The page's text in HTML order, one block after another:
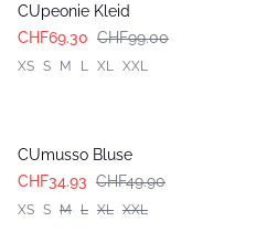
CUpeonie Kleid
CHF69.30 CHF99.00
XS S M L XL XXL
CUmusso Bluse
CHF34.93 CHF49.90
XS S M L XL XXL